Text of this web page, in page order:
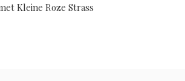
Kleine Roze Strass